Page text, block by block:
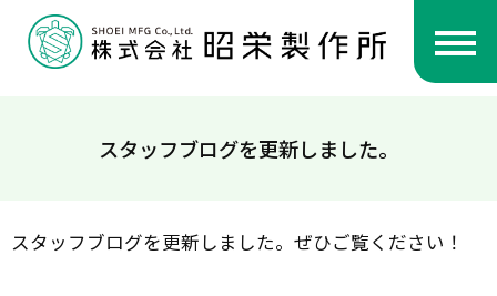
スタッフブログを更新しました。
スタッフブログを更新しました。ぜひご覧ください！